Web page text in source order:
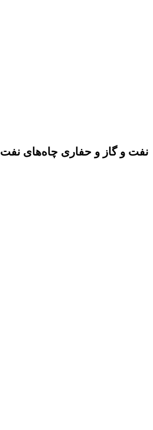
نفت و گاز و حفاری چاه‌های نفت